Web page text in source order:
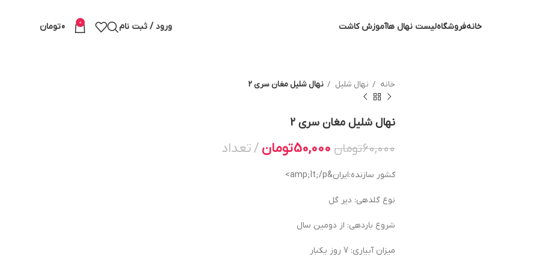
خانهفروشگاهلیست نهال هاآموزش کاشت ورود / ثبت نام 0
0تومان
خانه نهال شلیل نهال شلیل مغان سری 2
نهال شلیل مغان سری 2
60,000تومان 50,000تومان تعداد
کشور سازنده:ایران&amp;lt;/p>
نوع گلدهی: دیر گل
شروع باردهی: از دومین سال
میزان آبیاری: 7 روز یکبار